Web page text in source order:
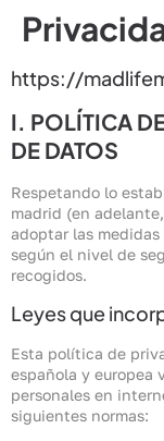
https://
I. POLÍTICA
DE DATOS
Respetando lo
madrid (en
adoptar las
según el nivel de
recogidos.
Leyes que
Esta política de
española y europea
personales en
siguientes normas: